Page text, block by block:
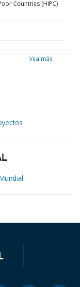
Countries (HIPC)
Vea más